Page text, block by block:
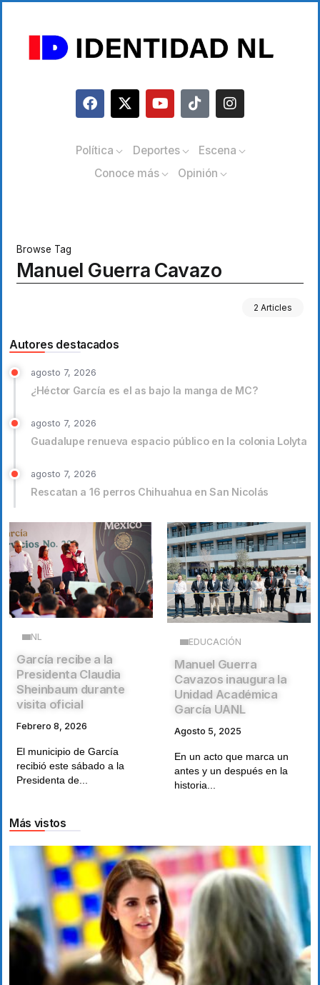
Política Deportes
Escena
Conoce más
Opinión
Browse Tag
Manuel Guerra Cavazo
2 Articles
Autores destacados
agosto 7, 2026
¿Héctor García es el as bajo la manga de MC?
agosto 7, 2026
Guadalupe renueva espacio público en la colonia Lolyta
agosto 7, 2026
Rescatan a 16 perros Chihuahua en San Nicolás
NL
García recibe a la
Presidenta Claudia
Sheinbaum durante
visita oficial
Febrero 8, 2026
El municipio de García
recibió este sábado a la
Presidenta de...
EDUCACIÓN
Manuel Guerra
Cavazos inaugura la
Unidad Académica
García UANL
Agosto 5, 2025
En un acto que marca un
antes y un después en la
historia...
Más vistos